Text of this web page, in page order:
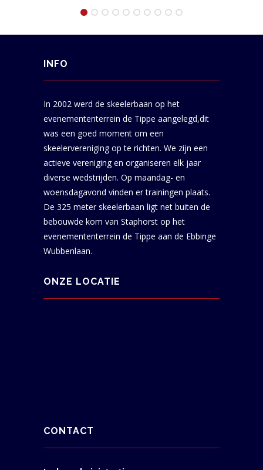
INFO
In 2002 werd de skeelerbaan op het
evenemententerrein de Tippe aangelegd,dit
was een goed moment om een
skeelervereniging op te richten. We zijn een
actieve vereniging en organiseren elk jaar
diverse wedstrijden. Op maandag- en
woensdagavond vinden er trainingen plaats.
De 325 meter skeelerbaan ligt net buiten de
bebouwde kom van Staphorst op het
evenemententerrein de Tippe aan de Ebbinge
Wubbenlaan.
ONZE LOCATIE
CONTACT